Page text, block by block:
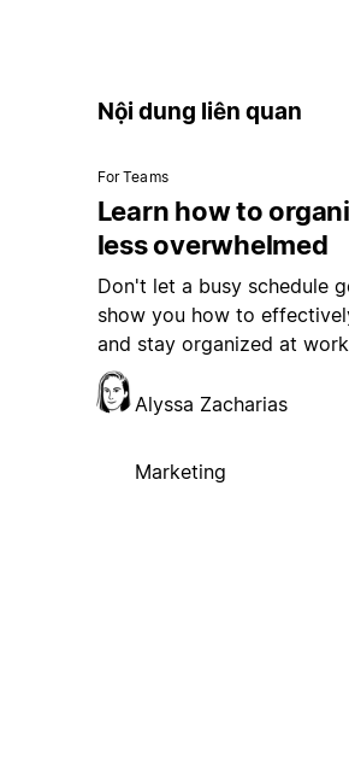
Nội dung liên quan
For Teams
Learn how to
less overwhelmed
Don't let a busy schedule
show you how to
and stay organized at
Alyssa Zacharias
Marketing